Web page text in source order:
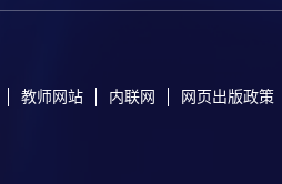
教师网站 内联网 网页出版政策